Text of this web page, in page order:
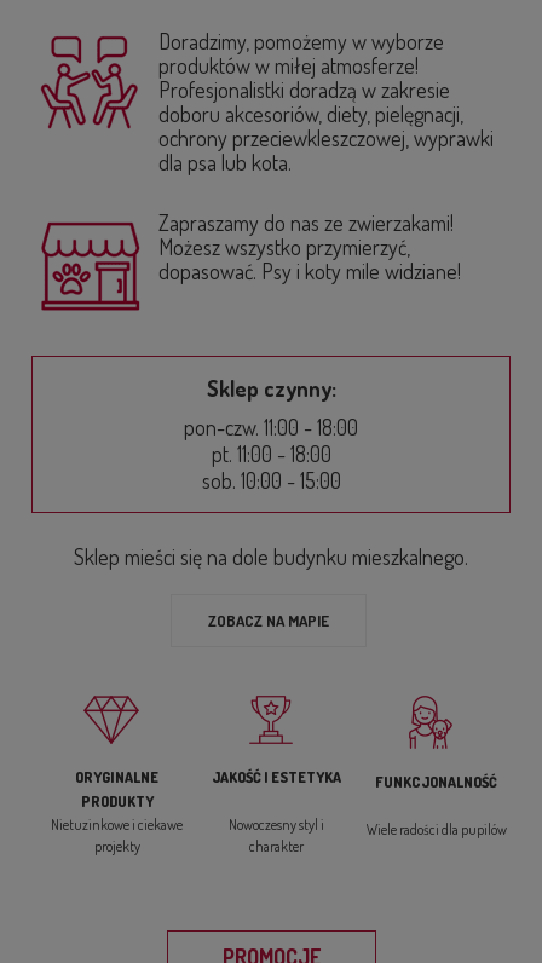
Doradzimy, pomożemy w wyborze
produktów w miłej atmosferze!
Profesjonalistki doradzą w zakresie
doboru akcesoriów, diety, pielęgnacji,
ochrony przeciewkleszczowej, wyprawki
dla psa lub kota.
Zapraszamy do nas ze zwierzakami!
Możesz wszystko przymierzyć,
dopasować. Psy i koty mile widziane!
Sklep czynny:
pon-czw. 11:00 - 18:00
pt. 11:00 - 18:00
sob. 10:00 - 15:00
Sklep mieści się na dole budynku mieszkalnego.
ZOBACZ NA MAPIE
ORYGINALNE
PRODUKTY
Nietuzinkowe i ciekawe
projekty
JAKOŚĆ I ESTETYKA
Nowoczesny styl i
charakter
FUNKCJONALNOŚĆ
Wiele radości dla pupilów
PROMOCJE